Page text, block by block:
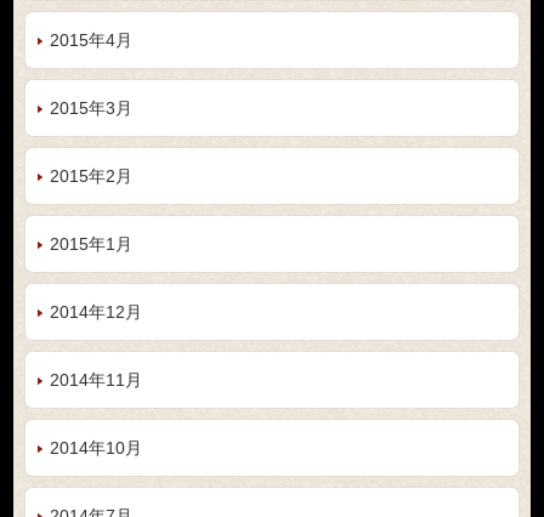
2015年4月
2015年3月
2015年2月
2015年1月
2014年12月
2014年11月
2014年10月